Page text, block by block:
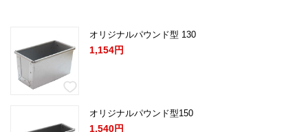
オリジナルパウンド型 130
1,154円
オリジナルパウンド型150
1,540円